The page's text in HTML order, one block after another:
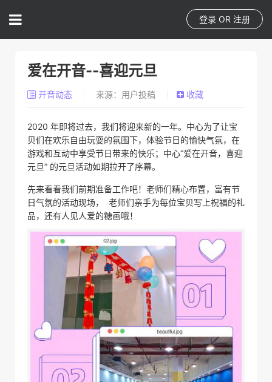
登录 OR 注册
爱在开音--喜迎元旦
开音动态 来源：用户投稿 收藏
2020 年即将过去，我们将迎来新的一年。中心为了让宝
贝们在欢乐自由玩耍的氛围下，体验节日的愉快气氛，在
游戏和互动中享受节日带来的快乐；中心“爱在开音，喜迎
元旦” 的元旦活动如期拉开了序幕。
先来看看我们前期准备工作吧！老师们精心布置，富有节
日气氛的活动现场， 老师们亲手为每位宝贝写上祝福的礼
品，还有人见人爱的糖画哦！